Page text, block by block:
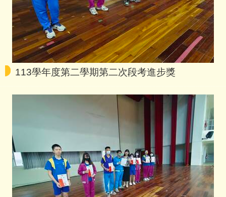
113學年度第二學期第二次段考進步獎